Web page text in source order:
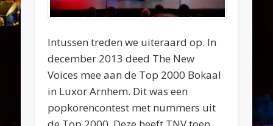
Intussen treden we uiteraard op. In
december 2013 deed The New
Voices mee aan de Top 2000 Bokaal
in Luxor Arnhem. Dit was een
popkorencontest met nummers uit